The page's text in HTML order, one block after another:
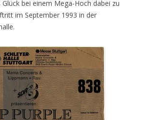
bei einem Mega-Hoch dabei zu
im September 1993 in der